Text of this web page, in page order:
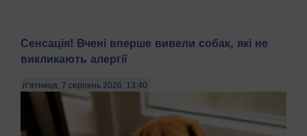
Сенсація! Вчені вперше вивели собак, які не
викликають алергії
п’ятниця, 7 серпень 2026, 13:40